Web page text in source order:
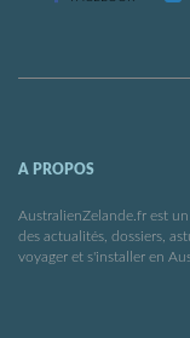
A PROPOS
AustralienZelande.fr est
des actualités, dossiers,
voyager et s'installer en